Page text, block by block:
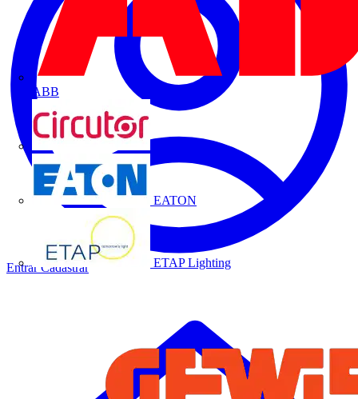
ABB
CIRCUTOR
EATON
ETAP Lighting
Entrar Cadastrar